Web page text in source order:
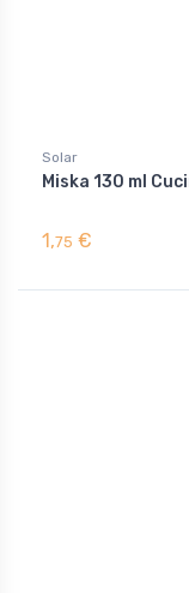
Solar
Miska 130 ml
1,75 €